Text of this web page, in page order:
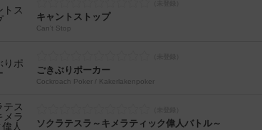
キャントストップ
Can't Stop
ごきぶりポーカー
Cockroach Poker / Kakerlakenpoker
ソクラテスラ～キメラティック偉人バトル～